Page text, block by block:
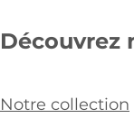
Découvrez
Notre collection